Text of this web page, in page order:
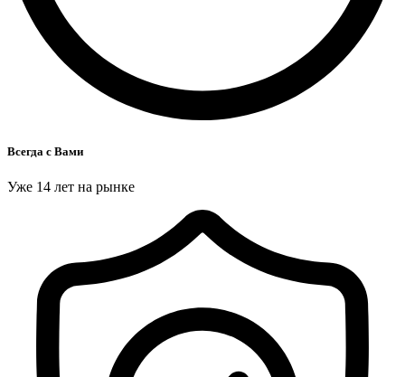
Всегда с Вами
Уже 14 лет на рынке